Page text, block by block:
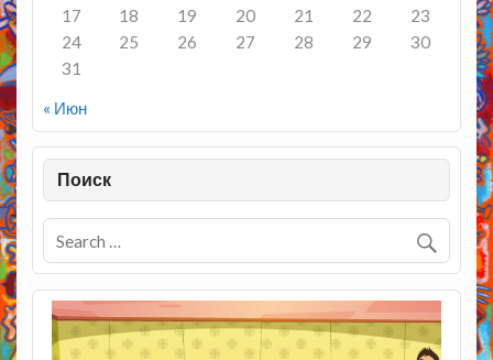
« Июн
17
18 19 20 21 22
23
24
25 26 27 28 29
30
31
Поиск